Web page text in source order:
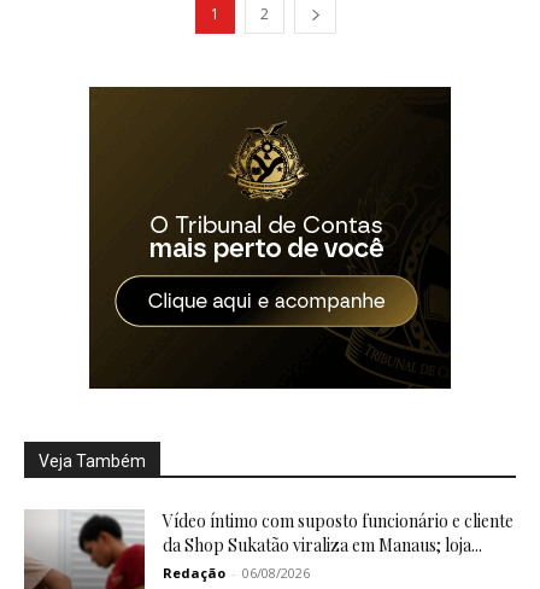
1 2
Veja Também
Vídeo íntimo com suposto funcionário e cliente
da Shop Sukatão viraliza em Manaus; loja...
Redação - 06/08/2026